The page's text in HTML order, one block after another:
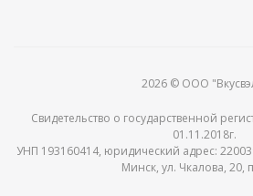
2026 © ООО
Свидетельство о государственной
01.11.2018г.
УНП 193160414, юридический адрес:
Минск, ул. Чкалова, 20,